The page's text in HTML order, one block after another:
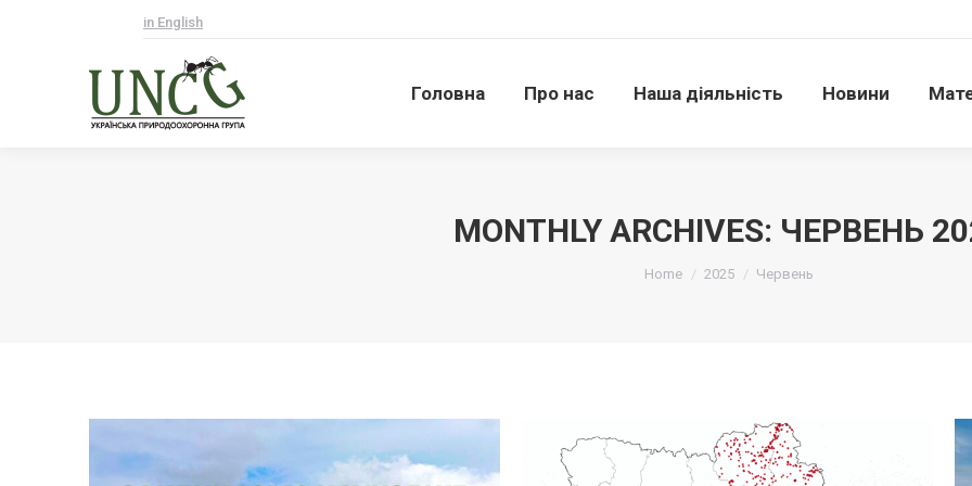
in English
Головна Про нас Наша діяльність Новини
MONTHLY ARCHIVES: ЧЕРВЕНЬ
Home 2025 Червень
Головна Про нас Наша діяльність Новини